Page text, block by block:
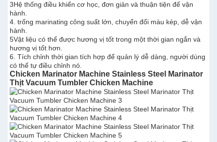
3Hệ thống điều khiển cơ học, đơn giản và thuận tiện để vận
hành.
4. trống marinating công suất lớn, chuyển đổi màu kép, dễ vận
hành.
5Vật liệu có thể được hương vị tốt trong một thời gian ngắn và
hương vị tốt hơn.
6. Tích chỉnh thời gian tích hợp để quản lý dễ dàng, người dùng
có thể tự điều chỉnh nó.
Chicken Marinator Machine Stainless Steel Marinator
Thịt Vacuum Tumbler Chicken Machine